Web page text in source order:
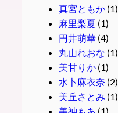
真宮ともか(1)
麻里梨夏 (1)
円井萌華(4)
丸山れおな (1)
美甘りか(1)
水卜麻衣奈 (2)
美丘さとみ (1)
美神もあ (1)